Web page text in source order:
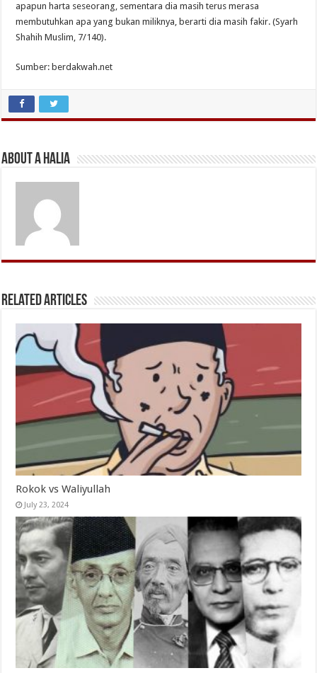
apapun harta seseorang, sementara dia masih terus merasa
membutuhkan apa yang bukan miliknya, berarti dia masih fakir. (Syarh
Shahih Muslim, 7/140).
Sumber: berdakwah.net
About A Halia
Related Articles
Rokok vs Waliyullah
July 23, 2024